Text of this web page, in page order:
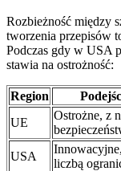
Rozbieżność między
tworzenia przepisów
Podczas gdy w USA
stawia na ostrożność:
Region
UE
Ostrożne, z
USA
liczbą